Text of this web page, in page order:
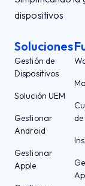
dispositivos
Soluciones
Gestión de
Dispositivos
Solución UEM
Gestionar
Android
Gestionar
Apple